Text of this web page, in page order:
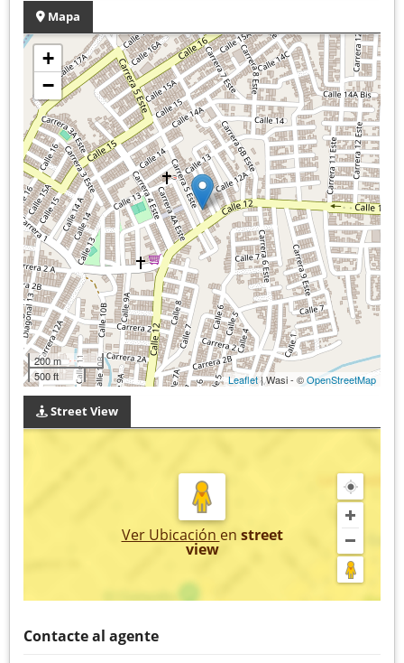
Mapa
+
−
200 m
500 ft
Leaflet| Wasi - ©OpenStreetMap
Street View
Ver Ubicación en street
view
Contacte al agente